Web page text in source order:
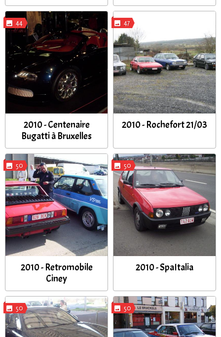
44
2010 - Centenaire
Bugatti à Bruxelles
47
2010 - Rochefort 21/03
50
2010 - Retromobile
Ciney
50
2010 - SpaItalia
50 50